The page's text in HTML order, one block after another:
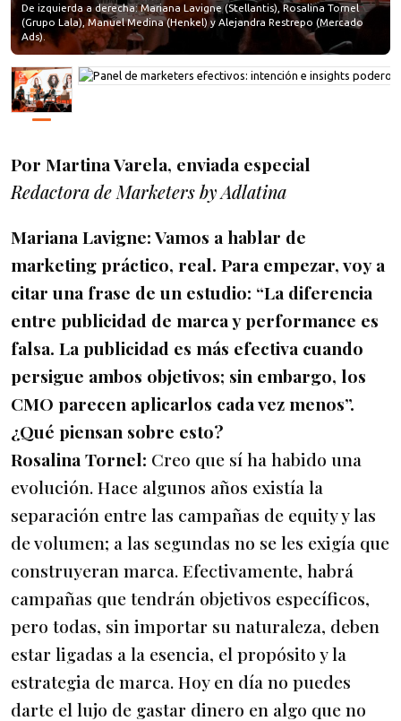
De izquierda a derecha: Mariana Lavigne (Stellantis), Rosalina Tornel
(Grupo Lala), Manuel Medina (Henkel) y Alejandra Restrepo (Mercado
Ads).
Por Martina Varela, enviada especial
Redactora de Marketers by Adlatina
Mariana Lavigne: Vamos a hablar de
marketing práctico, real. Para empezar, voy a
citar una frase de un estudio: “La diferencia
entre publicidad de marca y performance es
falsa. La publicidad es más efectiva cuando
persigue ambos objetivos; sin embargo, los
CMO parecen aplicarlos cada vez menos”.
¿Qué piensan sobre esto?
Rosalina Tornel: Creo que sí ha habido una
evolución. Hace algunos años existía la
separación entre las campañas de equity y las
de volumen; a las segundas no se les exigía que
construyeran marca. Efectivamente, habrá
campañas que tendrán objetivos específicos,
pero todas, sin importar su naturaleza, deben
estar ligadas a la esencia, el propósito y la
estrategia de marca. Hoy en día no puedes
darte el lujo de gastar dinero en algo que no